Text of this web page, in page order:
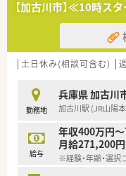
地内薬局」「訪問
ます
■在宅医療にも積
50店舗以上、無菌
■「プラチナくるみ
されています
■充実した研修制
があるのも特徴で
【加古川市】≪10時ス
土日休み(相談可含む)
勤務地
兵庫県 加古川
加古川駅 (JR山陽
給与
年収400万円
月給271,200
※経験・年齢・選択